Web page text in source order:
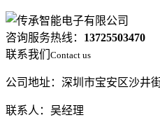
咨询服务热线： 13725503470
联系我们 Contact us
公司地址：深圳市宝安区沙井
联系人：吴经理